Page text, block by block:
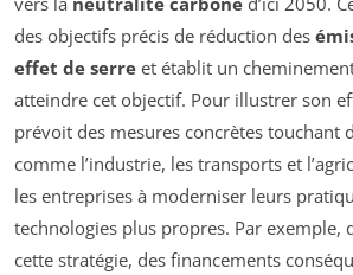
des objectifs précis de réduction des
effet de serre et établit un
atteindre cet objectif. Pour illustrer son
prévoit des mesures concrètes touchant
comme l’industrie, les transports et
les entreprises à moderniser leurs
technologies plus propres. Par exemple,
cette stratégie, des financements